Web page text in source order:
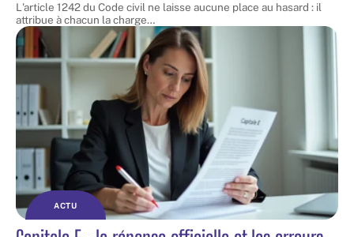
L'article 1242 du Code civil ne laisse aucune place au hasard : il
attribue à chacun la charge…
ACTU